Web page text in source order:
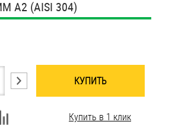
А2 (AISI 304)
КУПИТЬ
Купить в 1 клик